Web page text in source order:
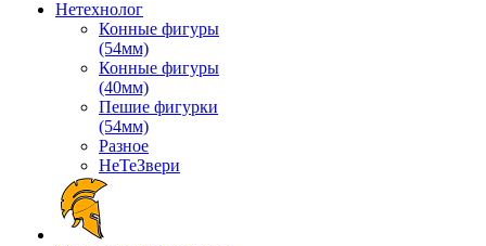
Нетехнолог
Конные фигуры
(54мм)
Конные фигуры
(40мм)
Пешие фигурки
(54мм)
Разное
НеТеЗвери